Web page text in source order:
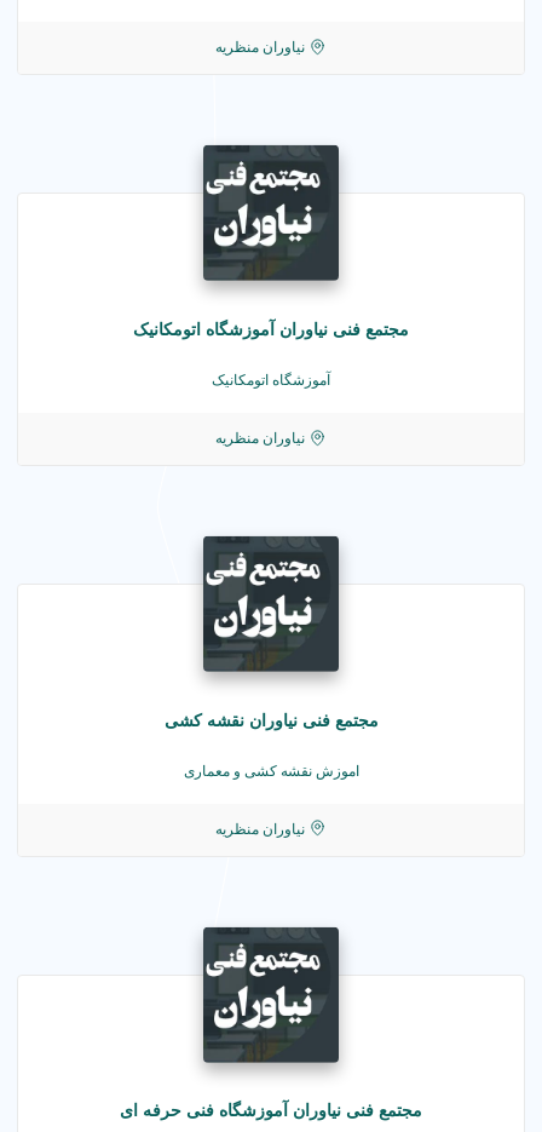
نیاوران منظریه
مجتمع فنی نیاوران آموزشگاه اتومکانیک
آموزشگاه اتومکانیک
نیاوران منظریه
مجتمع فنی نیاوران نقشه کشی
اموزش نقشه کشی و معماری
نیاوران منظریه
مجتمع فنی نیاوران آموزشگاه فنی حرفه ای